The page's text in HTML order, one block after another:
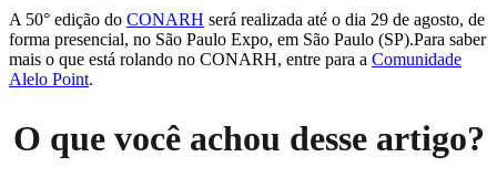
A 50° edição do CONARH será realizada até o dia 29 de agosto, de
forma presencial, no São Paulo Expo, em São Paulo (SP).Para saber
mais o que está rolando no CONARH, entre para a Comunidade
Alelo Point.
O que você achou desse artigo?